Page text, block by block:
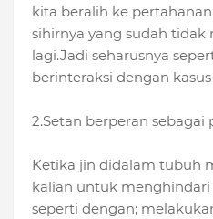
kita beralih ke
sihirnya yang sudah
lagi.Jadi seharusnya
berinteraksi dengan
2.Setan berperan sebagai
Ketika jin didalam tubuh
kalian untuk
seperti dengan;